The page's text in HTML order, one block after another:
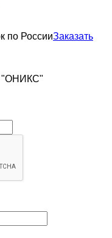
по РоссииЗаказать
"ОНИКС"